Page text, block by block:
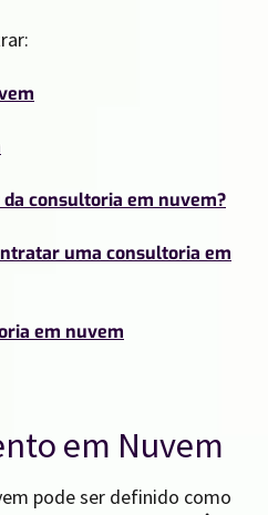
consultoria em nuvem?
uma consultoria em
em nuvem
em Nuvem
pode ser definido como